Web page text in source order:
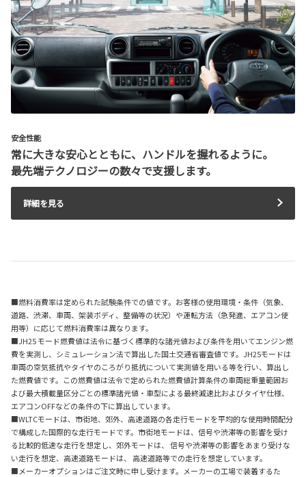
安全性能
常に大きな安心とともに、ハンドルを握れるように。
最先端テクノロジーの数々で支援します。
詳細を見る
■燃料消費率は定められた試験条件での値です。お客様の使用環境・条件（気象、
道路、渋滞、車両、架装ボディ、整備等の状況）や運転方法（急発進、エアコン使
用等）に応じて燃料消費率は異なります。
■JH25 モード燃費値は法令に基づく標準的な諸元値および条件を用いてエンジン燃
費を実測し、シミュレーション法で算出した国土交通省審査値です。JH25モードは
車両の空気抵抗やタイヤのころがり抵抗について実測値を用いる等を行い、算出し
た燃費値です。この燃費値は法令で定められた燃費値計算条件の車両総重量範囲お
よび最大積載量区分ごとの標準諸元値・車型による最終減速比およびタイヤ仕様、
エアコンOFFなどの条件の下に算出しています。
■WLTCモードは、市街地、郊外、高速道路の各走行モードを平均的な使用時間配分
で構成した国際的な走行モードです。市街地モードは、信号や渋滞等の影響を受け
る比較的低速な走行を想定し、郊外モードは、 信号や渋滞等の影響をあまり受けな
い走行を想定、高速道路モードは、 高速道路等での走行を想定しています。
■メーカーオプションはご注文時に申し受けます。メーカーの工場で装着するた